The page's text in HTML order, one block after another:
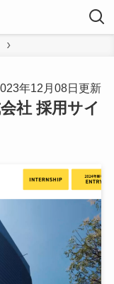
年12月08日更新
社 採用サイ